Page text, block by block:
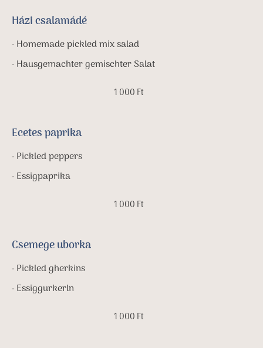
Házi csalamádé
· Homemade pickled mix salad
· Hausgemachter gemischter Salat
1 000 Ft
Ecetes paprika
· Pickled peppers
· Essigpaprika
1 000 Ft
Csemege uborka
· Pickled gherkins
· Essiggurkerln
1 000 Ft